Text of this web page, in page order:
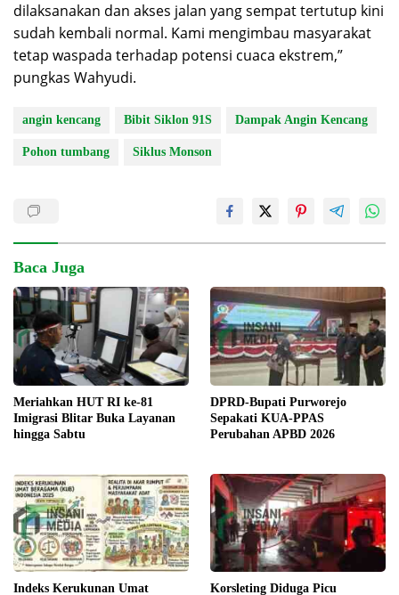
dilaksanakan dan akses jalan yang sempat tertutup kini
sudah kembali normal. Kami mengimbau masyarakat
tetap waspada terhadap potensi cuaca ekstrem,”
pungkas Wahyudi.
angin kencang Bibit Siklon 91S Dampak Angin Kencang
Pohon tumbang Siklus Monson
Baca Juga
Meriahkan HUT RI ke-81
Imigrasi Blitar Buka Layanan
hingga Sabtu
DPRD-Bupati Purworejo
Sepakati KUA-PPAS
Perubahan APBD 2026
Indeks Kerukunan Umat Korsleting Diduga Picu